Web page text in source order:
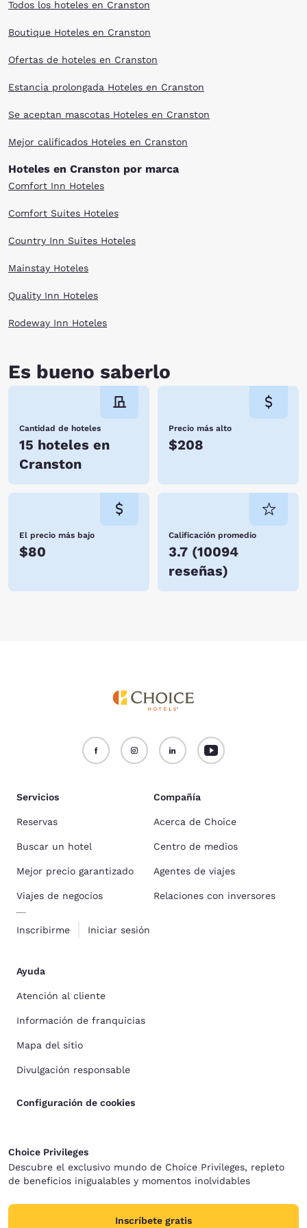
Todos los hoteles en Cranston
Boutique Hoteles en Cranston
Ofertas de hoteles en Cranston
Estancia prolongada Hoteles en Cranston
Se aceptan mascotas Hoteles en Cranston
Mejor calificados Hoteles en Cranston
Hoteles en Cranston por marca
Comfort Inn Hoteles
Comfort Suites Hoteles
Country Inn Suites Hoteles
Mainstay Hoteles
Quality Inn Hoteles
Rodeway Inn Hoteles
Es bueno saberlo
Cantidad de hoteles
15 hoteles en
Cranston
Precio más alto
$208
El precio más bajo
$80
Calificación promedio
3.7 (10094
reseñas)
Servicios
Reservas
Buscar un hotel
Mejor precio garantizado
Viajes de negocios
Inscribirme Iniciar sesión
Compañía
Acerca de Choice
Centro de medios
Agentes de viajes
Relaciones con inversores
Ayuda
Atención al cliente
Información de franquicias
Mapa del sitio
Divulgación responsable
Configuración de cookies
Choice Privileges
Descubre el exclusivo mundo de Choice Privileges, repleto
de beneficios inigualables y momentos inolvidables
Inscríbete gratis